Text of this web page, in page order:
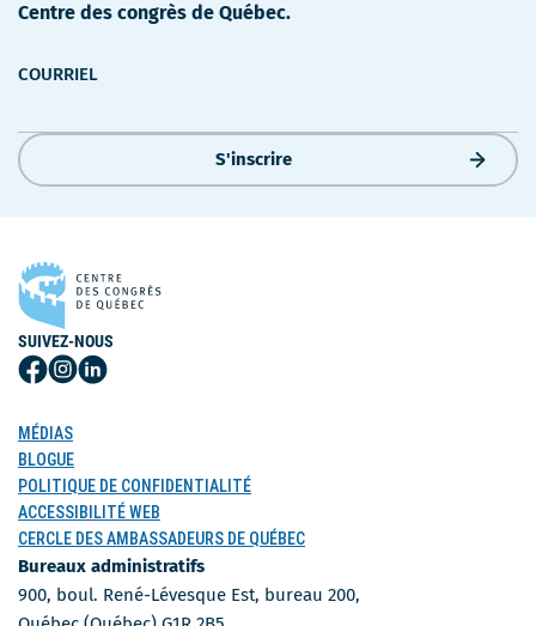
Centre des congrès de Québec.
COURRIEL
S'inscrire
SUIVEZ-NOUS
Suivez-
sur
Facebook
Suivez-
Instagram
Suivez-
MÉDIAS
BLOGUE
POLITIQUE DE CONFIDENTIALITÉ
ACCESSIBILITÉ WEB
CERCLE DES AMBASSADEURS DE QUÉBEC
Bureaux administratifs
900, boul. René-Lévesque Est, bureau 200,